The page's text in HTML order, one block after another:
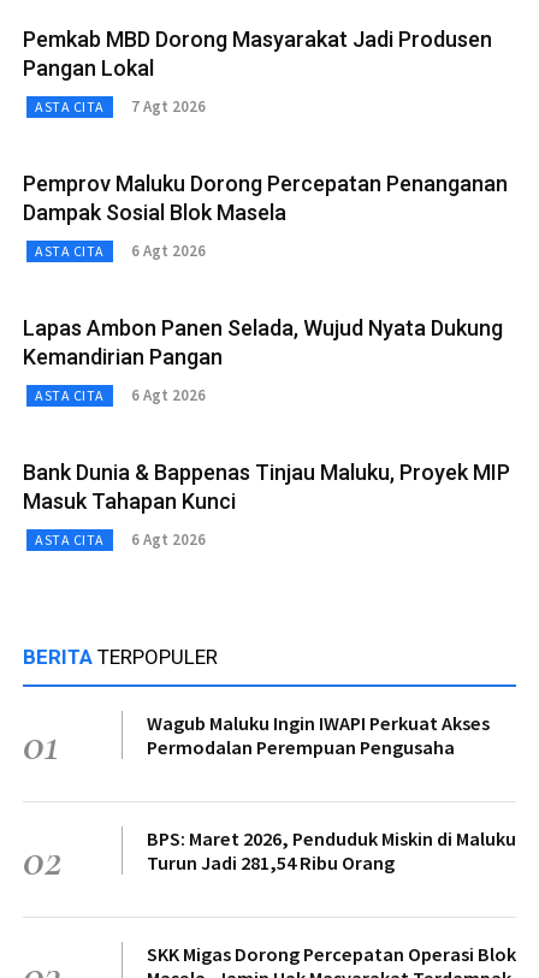
Pemkab MBD Dorong Masyarakat Jadi Produsen
Pangan Lokal
ASTA CITA 7 Agt 2026
Pemprov Maluku Dorong Percepatan Penanganan
Dampak Sosial Blok Masela
ASTA CITA 6 Agt 2026
Lapas Ambon Panen Selada, Wujud Nyata Dukung
Kemandirian Pangan
ASTA CITA 6 Agt 2026
Bank Dunia & Bappenas Tinjau Maluku, Proyek MIP
Masuk Tahapan Kunci
ASTA CITA 6 Agt 2026
BERITA TERPOPULER
01
Wagub Maluku Ingin IWAPI Perkuat Akses
Permodalan Perempuan Pengusaha
02
BPS: Maret 2026, Penduduk Miskin di Maluku
Turun Jadi 281,54 Ribu Orang
SKK Migas Dorong Percepatan Operasi Blok